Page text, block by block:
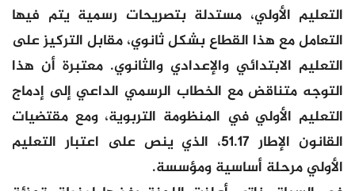
التعليم الأولي، مستدلة بتصريحات رسمية يتم فيها
التعامل مع هذا القطاع بشكل ثانوي، مقابل التركيز على
التعليم الابتدائي والإعدادي والثانوي. معتبرة أن هذا
التوجه متناقض مع الخطاب الرسمي الداعي إلى إدماج
التعليم الأولي في المنظومة التربوية، ومع مقتضيات
القانون الإطار 51.17، الذي ينص على اعتبار التعليم
الأولي مرحلة أساسية ومؤسسة.